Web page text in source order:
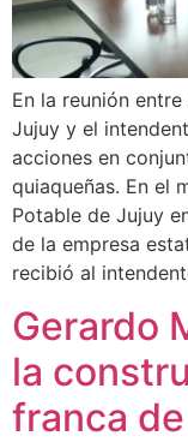
En la reunión
Jujuy y el
acciones en
quiaqueñas. En el
Potable de Jujuy
de la empresa
recibió al
Gerardo
la
franca